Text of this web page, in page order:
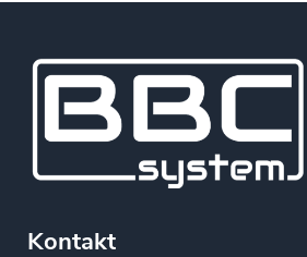
Kontakt